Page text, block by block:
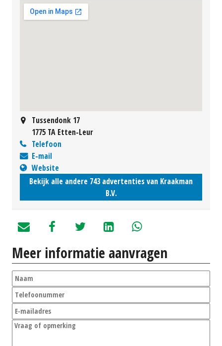
Tussendonk 17
1775 TA Etten-Leur
Telefoon
E-mail
Website
Bekijk alle andere 743 advertenties van Kraakman
B.V.
Meer informatie aanvragen